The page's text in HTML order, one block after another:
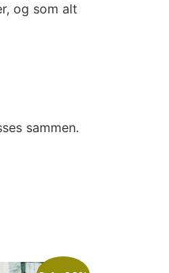
og som alt
sammen.